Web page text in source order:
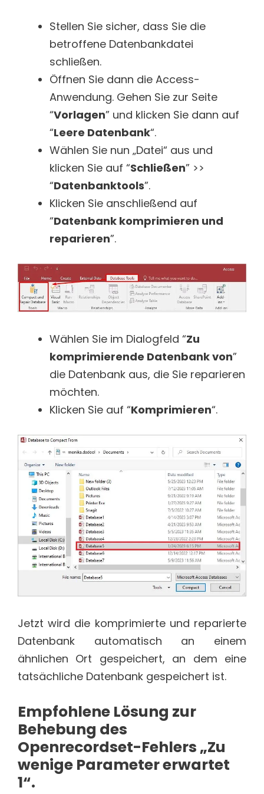
Stellen Sie sicher, dass Sie die
betroffene Datenbankdatei
schließen.
Öffnen Sie dann die Access-
Anwendung. Gehen Sie zur Seite
“Vorlagen” und klicken Sie dann auf
“Leere Datenbank“.
Wählen Sie nun „Datei“ aus und
klicken Sie auf “Schließen” >>
“Datenbanktools”.
Klicken Sie anschließend auf
“Datenbank komprimieren und
reparieren”.
Wählen Sie im Dialogfeld “Zu
komprimierende Datenbank von”
die Datenbank aus, die Sie reparieren
möchten.
Klicken Sie auf “Komprimieren“.
Jetzt wird die komprimierte und reparierte
Datenbank automatisch an einem
ähnlichen Ort gespeichert, an dem eine
tatsächliche Datenbank gespeichert ist.
Empfohlene Lösung zur
Behebung des
Openrecordset-Fehlers „Zu
wenige Parameter erwartet
1“.